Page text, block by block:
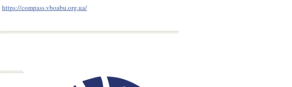
https://compass.vboabu.org.ua/